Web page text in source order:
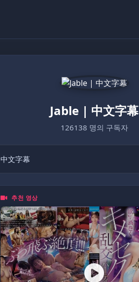
Jable | 中文字幕
126138 명의 구독자
中文字幕
추천 영상